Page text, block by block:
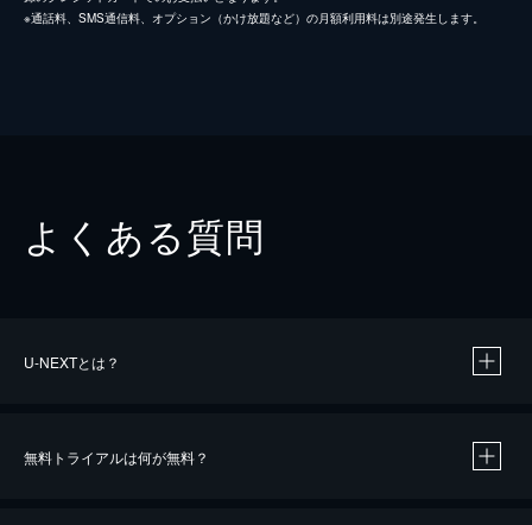
※通話料、SMS通信料、オプション（かけ放題など）の月額利用料は別途発生します。
よくある質問
U-NEXTとは？
無料トライアルは何が無料？